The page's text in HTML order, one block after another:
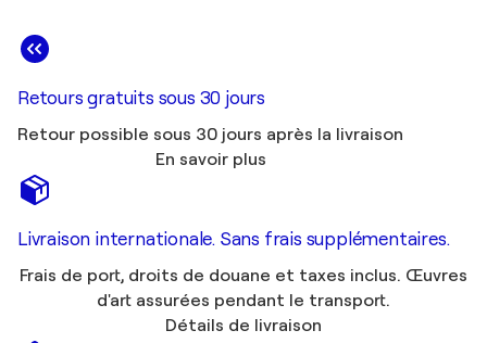
Retours gratuits sous 30 jours
Retour possible sous 30 jours après la livraison
En savoir plus
Livraison internationale. Sans frais supplémentaires.
Frais de port, droits de douane et taxes inclus. Œuvres
d'art assurées pendant le transport.
Détails de livraison